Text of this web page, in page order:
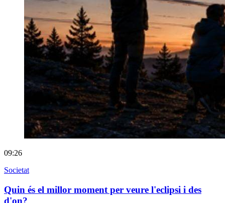
09:26
Societat
Quin és el millor moment per veure l'eclipsi i des
d'on?